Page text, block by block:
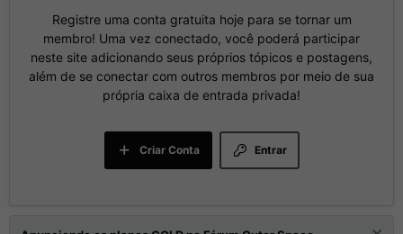
Registre uma conta gratuita hoje para se tornar um
membro! Uma vez conectado, você poderá participar
neste site adicionando seus próprios tópicos e postagens,
além de se conectar com outros membros por meio de sua
própria caixa de entrada privada!
Entrar
Criar Conta